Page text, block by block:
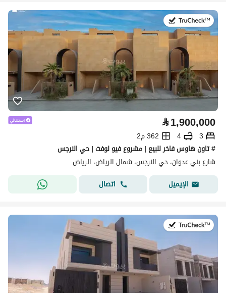
⃁1,900,000
3
4
362 م2
# تاون هاوس فاخر للبيع | مشروع فيو لوفت | حي النرجس
شارع بني عدوان، حي النرجس، شمال الرياض، الرياض
الإيميل
اتصال